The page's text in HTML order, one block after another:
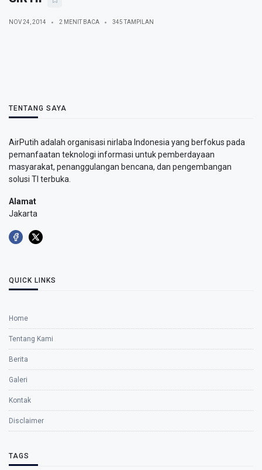
NOV 24, 2014 2 MENIT BACA 345 TAMPILAN
TENTANG SAYA
AirPutih adalah organisasi nirlaba Indonesia yang berfokus pada
pemanfaatan teknologi informasi untuk pemberdayaan
masyarakat, penanggulangan bencana, dan pengembangan
solusi TI terbuka.
Alamat
Jakarta
QUICK LINKS
Home
Tentang Kami
Berita
Galeri
Kontak
Disclaimer
TAGS